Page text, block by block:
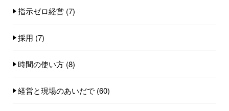
指示ゼロ経営 (7)
採用 (7)
時間の使い方 (8)
経営と現場のあいだで (60)